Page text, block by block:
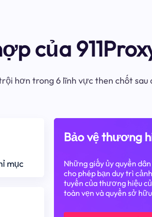
của
hơn trong 6 lĩnh vực then chốt sau
mục
Bảo vệ thương
Những giấy ủy quyền
cho phép bạn duy trì
tuyến của thương hiệu
toàn vẹn và quyền sở